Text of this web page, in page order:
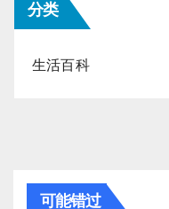
分类
生活百科
可能错过